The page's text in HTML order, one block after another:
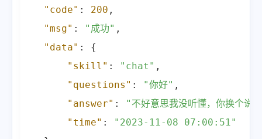
"code" : 200 ,
"msg" : "成功" ,
"data" :
{
"skill" : "chat" ,
"questions" : "你好" ,
"answer" :
"不好意思我没听懂，你换个说
"time" :
"2023-11-08 07:00:51"